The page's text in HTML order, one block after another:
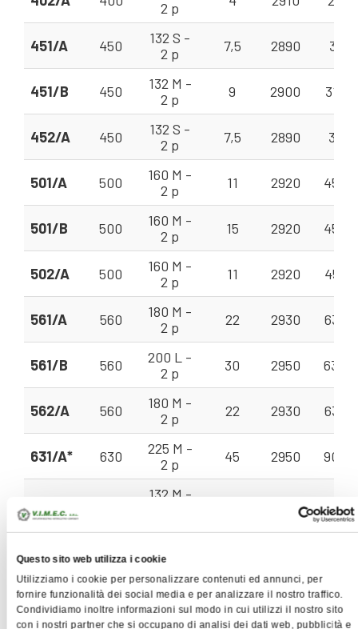
Questo sito web utilizza i cookie
Utilizziamo i cookie per personalizzare contenuti ed annunci, per
fornire funzionalità dei social media e per analizzare il nostro traffico.
Condividiamo inoltre informazioni sul modo in cui utilizzi il nostro sito
con i nostri partner che si occupano di analisi dei dati web, pubblicità e
2 p
451/A 450
132 S -
2 p
7,5 2890 31 -
451/B 450
132 M -
2 p
9 2900 31 -
452/A 450
132 S -
2 p
7,5 2890 31 -
501/A 500
160 M -
2 p
11 2920 45 -
501/B 500
160 M -
2 p
15 2920 45 -
502/A 500
160 M -
2 p
11 2920 45 -
561/A 560
180 M -
2 p
22 2930 63 -
561/B 560
200 L -
2 p
30 2950 63 -
562/A 560
180 M -
2 p
22 2930 63 -
631/A* 630
225 M -
2 p
45 2950 90 -
132 M -
45 -
4 p
712/A* 710
132 M -
4 p
7,5 1450 63 -